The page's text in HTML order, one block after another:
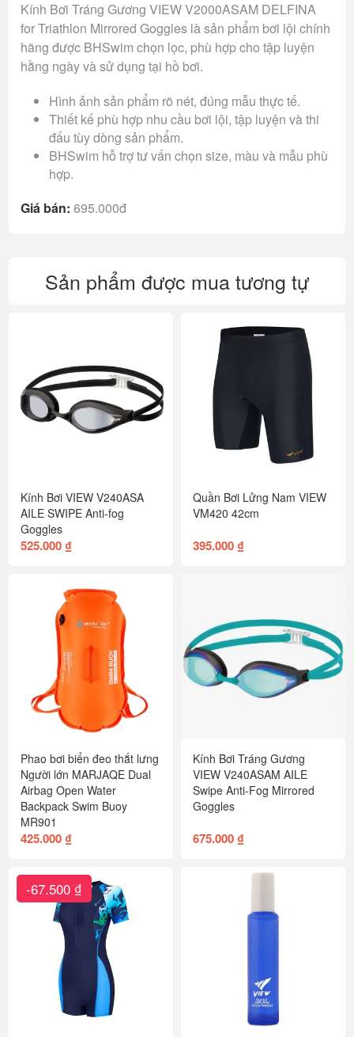
Kính Bơi Tráng Gương VIEW V2000ASAM DELFINA
for Triathlon Mirrored Goggles là sản phẩm bơi lội chính
hãng được BHSwim chọn lọc, phù hợp cho tập luyện
hằng ngày và sử dụng tại hồ bơi.
Hình ảnh sản phẩm rõ nét, đúng mẫu thực tế.
Thiết kế phù hợp nhu cầu bơi lội, tập luyện và thi
đấu tùy dòng sản phẩm.
BHSwim hỗ trợ tư vấn chọn size, màu và mẫu phù
hợp.
Giá bán: 695.000đ
Sản phẩm được mua tương tự
Kính Bơi VIEW V240ASA
AILE SWIPE Anti-fog
Goggles
525.000 ₫
Quần Bơi Lửng Nam VIEW
VM420 42cm
395.000 ₫
Phao bơi biển đeo thắt lưng
Người lớn MARJAQE Dual
Airbag Open Water
Backpack Swim Buoy
MR901
425.000 ₫
Kính Bơi Tráng Gương
VIEW V240ASAM AILE
Swipe Anti-Fog Mirrored
Goggles
675.000 ₫
-67.500 ₫